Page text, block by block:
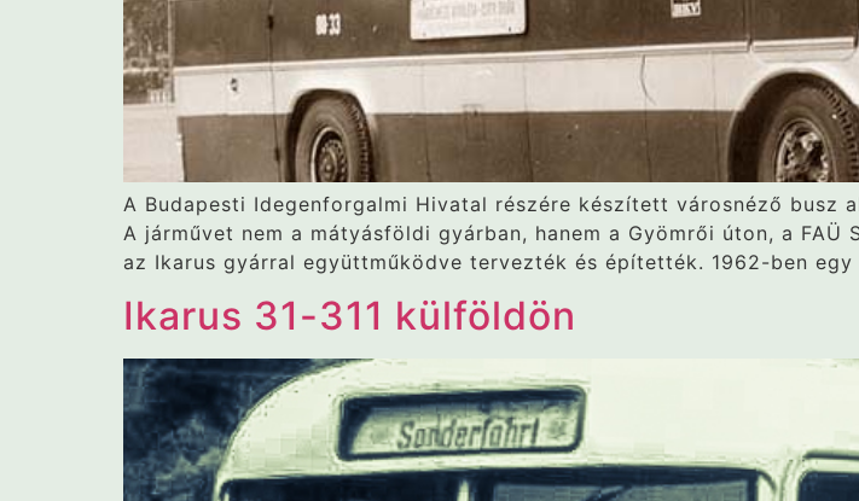
A Budapesti Idegenforgalmi Hivatal részére készített városnéző busz
A járművet nem a mátyásföldi gyárban, hanem a Gyömrői úton, a FAÜ
az Ikarus gyárral együttműködve tervezték és építették. 1962-ben
Ikarus 31-311 külföldön